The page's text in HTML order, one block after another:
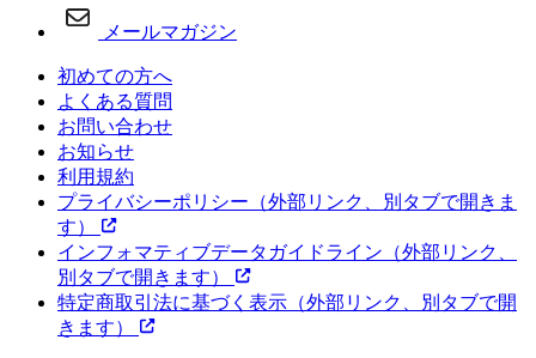
メールマガジン
初めての方へ
よくある質問
お問い合わせ
お知らせ
利用規約
プライバシーポリシー （外部リンク、別タブで開きま
す）
インフォマティブデータガイドライン （外部リンク、
別タブで開きます）
特定商取引法に基づく表示 （外部リンク、別タブで開
きます）